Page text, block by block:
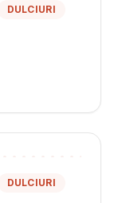
DULCIURI
DULCIURI